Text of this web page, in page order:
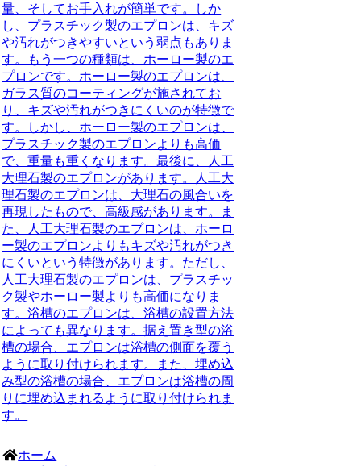
量、そしてお手入れが簡単です。しか
し、プラスチック製のエプロンは、キズ
や汚れがつきやすいという弱点もありま
す。もう一つの種類は、ホーロー製のエ
プロンです。ホーロー製のエプロンは、
ガラス質のコーティングが施されてお
り、キズや汚れがつきにくいのが特徴で
す。しかし、ホーロー製のエプロンは、
プラスチック製のエプロンよりも高価
で、重量も重くなります。最後に、人工
大理石製のエプロンがあります。人工大
理石製のエプロンは、大理石の風合いを
再現したもので、高級感があります。ま
た、人工大理石製のエプロンは、ホーロ
ー製のエプロンよりもキズや汚れがつき
にくいという特徴があります。ただし、
人工大理石製のエプロンは、プラスチッ
ク製やホーロー製よりも高価になりま
す。浴槽のエプロンは、浴槽の設置方法
によっても異なります。据え置き型の浴
槽の場合、エプロンは浴槽の側面を覆う
ように取り付けられます。また、埋め込
み型の浴槽の場合、エプロンは浴槽の周
りに埋め込まれるように取り付けられま
す。
ホーム